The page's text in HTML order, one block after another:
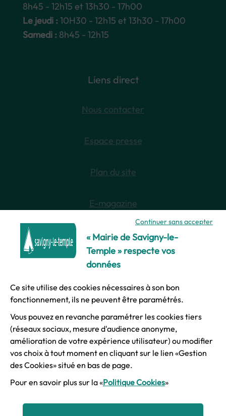
8h45 - 12h15 et 13h30 - 17h00
Le jeudi : 10H30 - 12h15 et 13h30 - 17h00
Samedi : 8h45 - 12h15
Liens direct
Nous contacter
Espace presse
Plan du site
E-magazine
Newsletter
© Ville de Savigny-le-Temple
Mentions légales
Accessibilité
Plan du site
Continuer sans accepter
« Mairie de Savigny-le-
Temple » respecte vos
données
Ce site utilise des cookies nécessaires à son bon
fonctionnement, ils ne peuvent être paramétrés.
Vous pouvez en revanche paramétrer les cookies tiers
(réseaux sociaux, mesure d'audience anonyme,
amélioration de votre expérience utilisateur) ou modifier
vos choix à tout moment en cliquant sur le lien «Gestion
des Cookies» situé en bas de page.
Pour en savoir plus sur la «Politique Cookies»